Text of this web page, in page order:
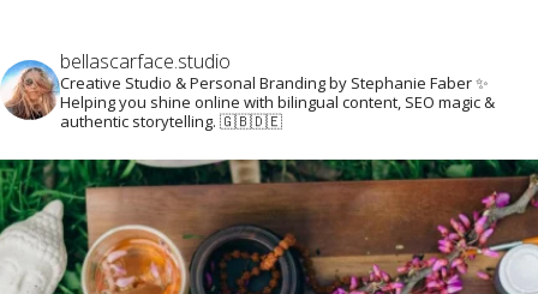
bellascarface.studio
Creative Studio & Personal Branding by Stephanie Faber ✨
Helping you shine online with bilingual content, SEO magic &
authentic storytelling. 🇬🇧🇩🇪